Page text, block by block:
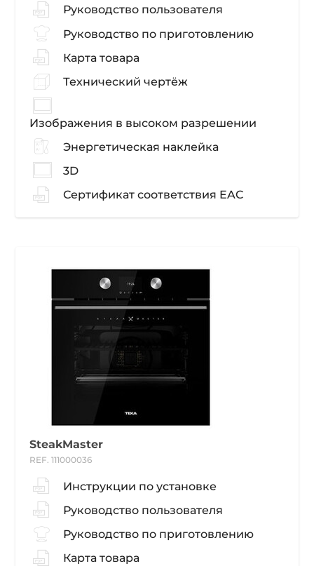
Руководство пользователя
Руководство по приготовлению
Карта товара
Технический чертёж
Изображения в высоком разрешении
Энергетическая наклейка
3D
Сертификат соответствия EAC
SteakMaster
REF. 111000036
Инструкции по установке
Руководство пользователя
Руководство по приготовлению
Карта товара